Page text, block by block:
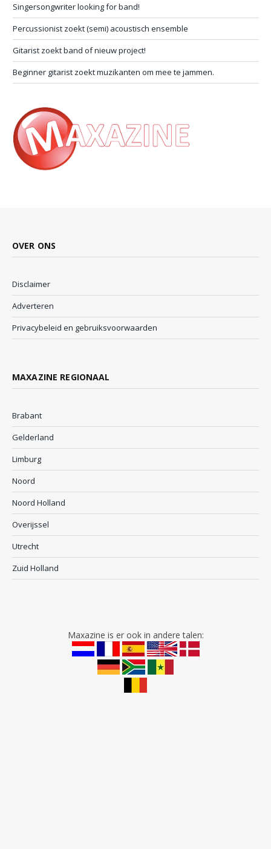
Singersongwriter looking for band!
Percussionist zoekt (semi) acoustisch ensemble
Gitarist zoekt band of nieuw project!
Beginner gitarist zoekt muzikanten om mee te jammen.
OVER ONS
Disclaimer
Adverteren
Privacybeleid en gebruiksvoorwaarden
MAXAZINE REGIONAAL
Brabant
Gelderland
Limburg
Noord
Noord Holland
Overijssel
Utrecht
Zuid Holland
Maxazine is er ook in andere talen: